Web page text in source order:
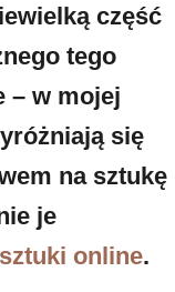
część
tego
– w mojej
się
na sztukę
je
online.